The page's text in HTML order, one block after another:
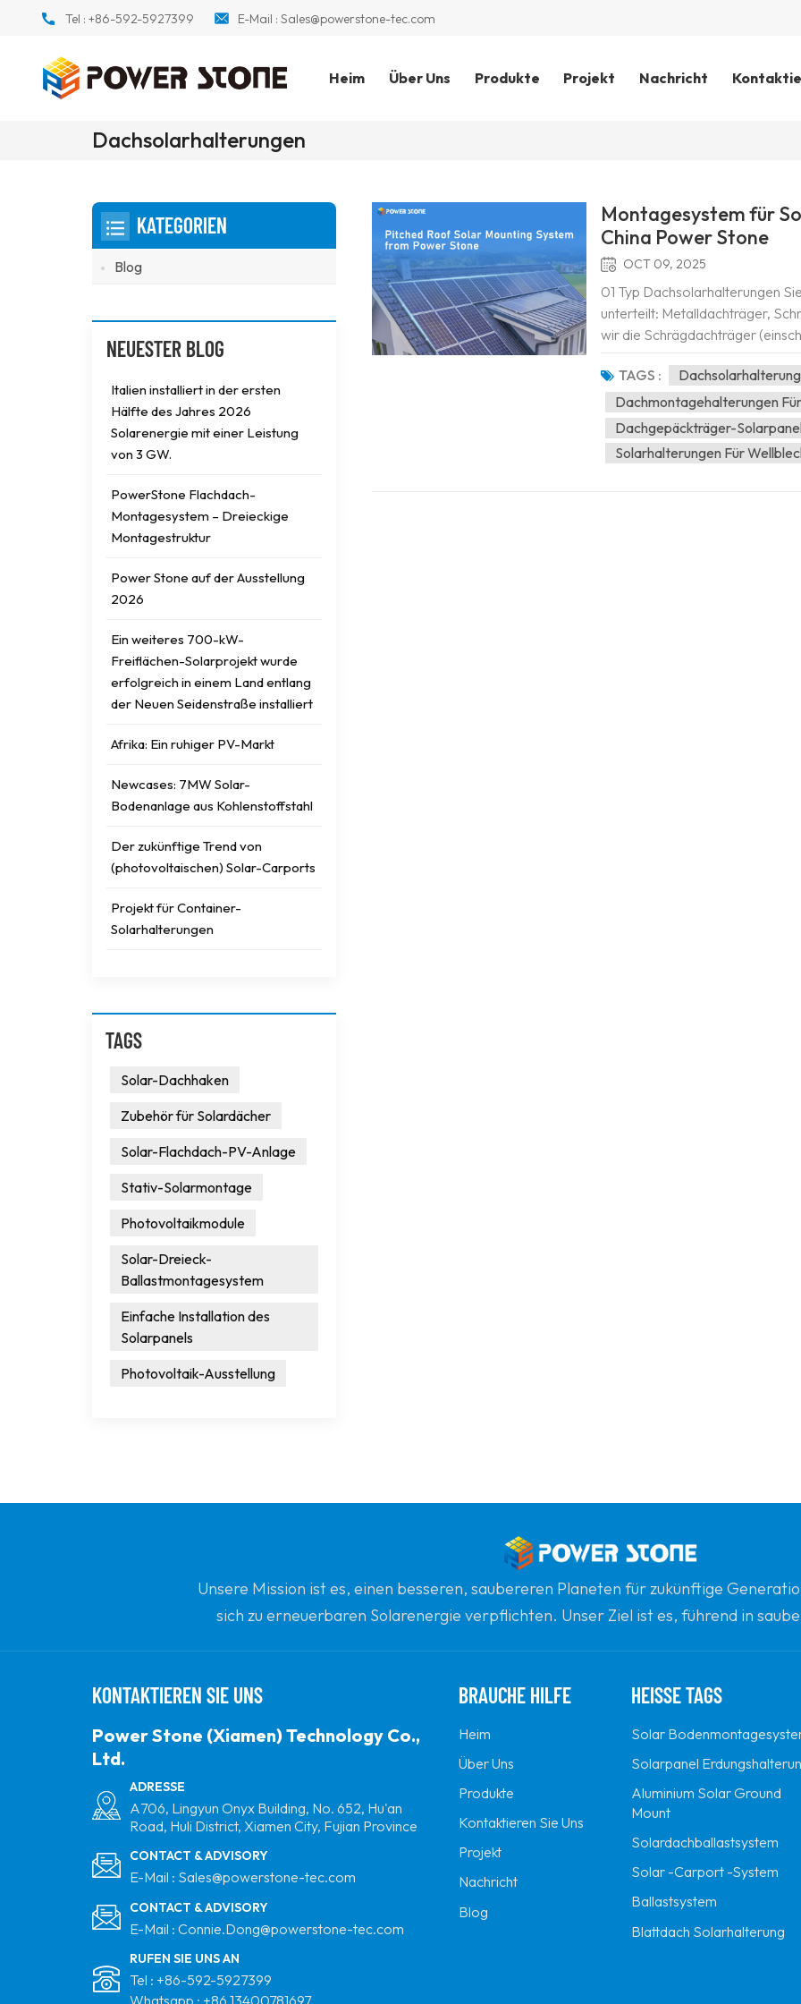
Tel :+86-592-5927399 E-Mail : Sales@powerstone-tec.com
Heim Über Uns Produkte Projekt Nachricht
Dachsolarhalterungen
Montagesystem für
China Power Stone
OCT 09, 2025
01 Typ Dachsolarhalterungen
unterteilt: Metalldachträger,
wir die Schrägdachträger
hauptsächlich in Wohngebieten
TAGS :
Dachmontagehalterungen
Dachgepäckträger-
Solarhalterungen Für
KATEGORIEN
Blog
NEUESTER BLOG
Italien installiert in der ersten
Hälfte des Jahres 2026
Solarenergie mit einer Leistung
von 3 GW.
PowerStone Flachdach-
Montagesystem – Dreieckige
Montagestruktur
Power Stone auf der Ausstellung
2026
Ein weiteres 700-kW-
Freiflächen-Solarprojekt wurde
erfolgreich in einem Land entlang
der Neuen Seidenstraße installiert
Afrika: Ein ruhiger PV-Markt
Newcases: 7MW Solar-
Bodenanlage aus Kohlenstoffstahl
Der zukünftige Trend von
(photovoltaischen) Solar-Carports
Projekt für Container-
Solarhalterungen
TAGS
Solar-Dachhaken
Zubehör für Solardächer
Solar-Flachdach-PV-Anlage
Stativ-Solarmontage
Photovoltaikmodule
Solar-Dreieck-
Ballastmontagesystem
Einfache Installation des
Solarpanels
Photovoltaik-Ausstellung
Unsere Mission ist es, einen besseren, saubereren Planeten für zukünftige
sich zu erneuerbaren Solarenergie verpflichten. Unser Ziel ist es, führend in
KONTAKTIEREN SIE UNS
Power Stone (Xiamen) Technology Co.,
Ltd.
ADRESSE
A706, Lingyun Onyx Building, No. 652, Hu'an
Road, Huli District, Xiamen City, Fujian Province
CONTACT & ADVISORY
E-Mail : Sales@powerstone-tec.com
CONTACT & ADVISORY
E-Mail : Connie.Dong@powerstone-tec.com
RUFEN SIE UNS AN
Tel : +86-592-5927399
BRAUCHE HILFE
Heim
Über Uns
Produkte
Kontaktieren Sie Uns
Projekt
Nachricht
Blog
HEISSE TAGS
Solar
Solarpanel
Aluminium Solar Ground
Mount
Solardachballastsystem
Solar -Carport -System
Ballastsystem
Blattdach Solarhalterung